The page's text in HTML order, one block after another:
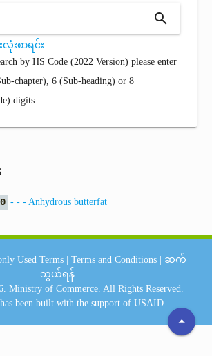
search
းစာရင်း
by HS Code (2022 Version) please enter
chapter), 6 (Sub-heading) or 8
digits
0 - - - Anhydrous butterfat
arrow_drop_up
Used Terms Terms and Conditions
ဆက်
သွယ်ရန်
Ministry of Commerce. All Rights Reserved.
been built with the support of USAID.